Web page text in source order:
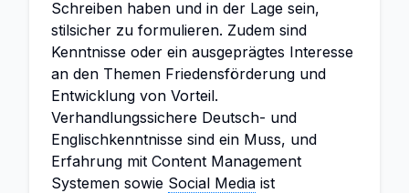
Schreiben haben und in der Lage sein,
stilsicher zu formulieren. Zudem sind
Kenntnisse oder ein ausgeprägtes Interesse
an den Themen Friedensförderung und
Entwicklung von Vorteil.
Verhandlungssichere Deutsch- und
Englischkenntnisse sind ein Muss, und
Erfahrung mit Content Management
Systemen sowie Social Media ist